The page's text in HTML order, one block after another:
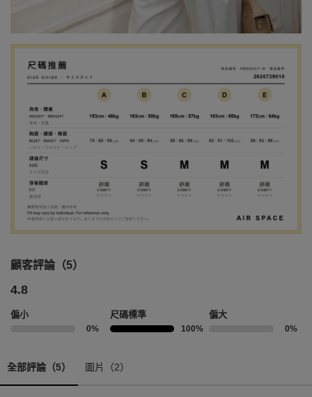
顧客評論（5）
4.8
偏小
0%
尺碼標準
100%
偏大
0%
全部評論（5） 圖片（2）